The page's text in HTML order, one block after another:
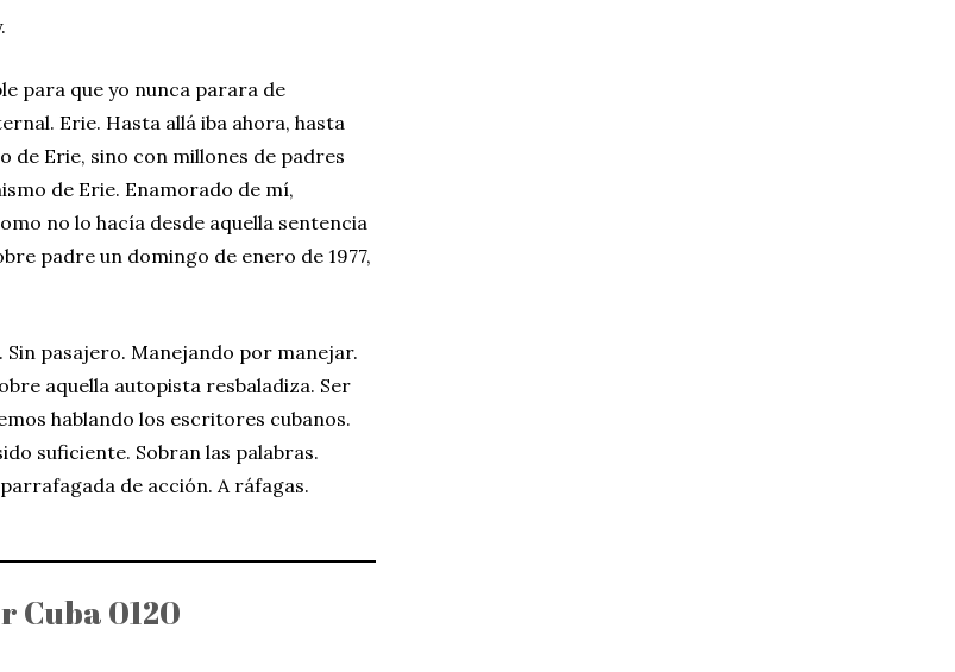
para que yo nunca parara de
Erie. Hasta allá iba ahora, hasta
de Erie, sino con millones de padres
de Erie. Enamorado de mí,
no lo hacía desde aquella sentencia
padre un domingo de enero de 1977,
pasajero. Manejando por manejar.
aquella autopista resbaladiza. Ser
hablando los escritores cubanos.
suficiente. Sobran las palabras.
de acción. A ráfagas.
Cuba 0120